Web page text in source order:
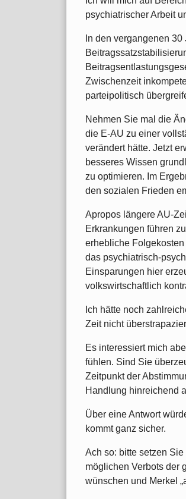
psychiatrischer Arbeit
In den vergangenen
Zwischenzeit
parteipolitisch
Nehmen Sie mal die
die E-AU zu einer
verändert hätte. Jetzt
besseres Wissen
zu optimieren. Im
den sozialen Frieden
Apropos längere AU-
Erkrankungen führen
erhebliche
das psychiatrisch-
Einsparungen hier
volkswirtschaftlich
Ich hätte noch
Zeit nicht
Es interessiert mich
fühlen. Sind Sie
Zeitpunkt der
Handlung hinreichend
Über eine Antwort
kommt ganz sicher.
Ach so: bitte setzen
möglichen Verbots der
wünschen und Merkel